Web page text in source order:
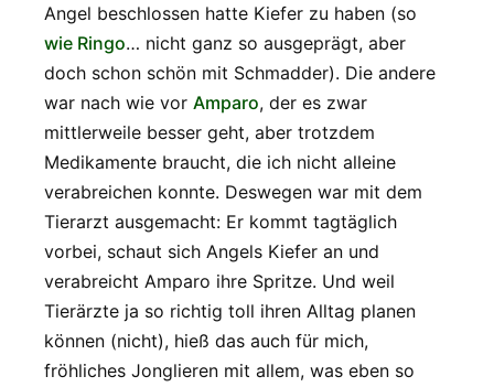
Angel beschlossen hatte Kiefer zu haben (so
wie Ringo… nicht ganz so ausgeprägt, aber
doch schon schön mit Schmadder). Die andere
war nach wie vor Amparo, der es zwar
mittlerweile besser geht, aber trotzdem
Medikamente braucht, die ich nicht alleine
verabreichen konnte. Deswegen war mit dem
Tierarzt ausgemacht: Er kommt tagtäglich
vorbei, schaut sich Angels Kiefer an und
verabreicht Amparo ihre Spritze. Und weil
Tierärzte ja so richtig toll ihren Alltag planen
können (nicht), hieß das auch für mich,
fröhliches Jonglieren mit allem, was eben so